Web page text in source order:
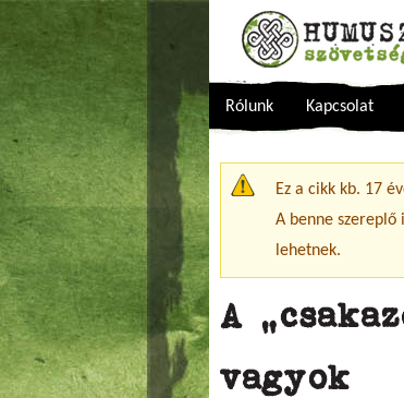
Rólunk Kapcsolat
Figyelmeztető
Ez a cikk kb. 17
A benne
lehetnek.
A
vagyok